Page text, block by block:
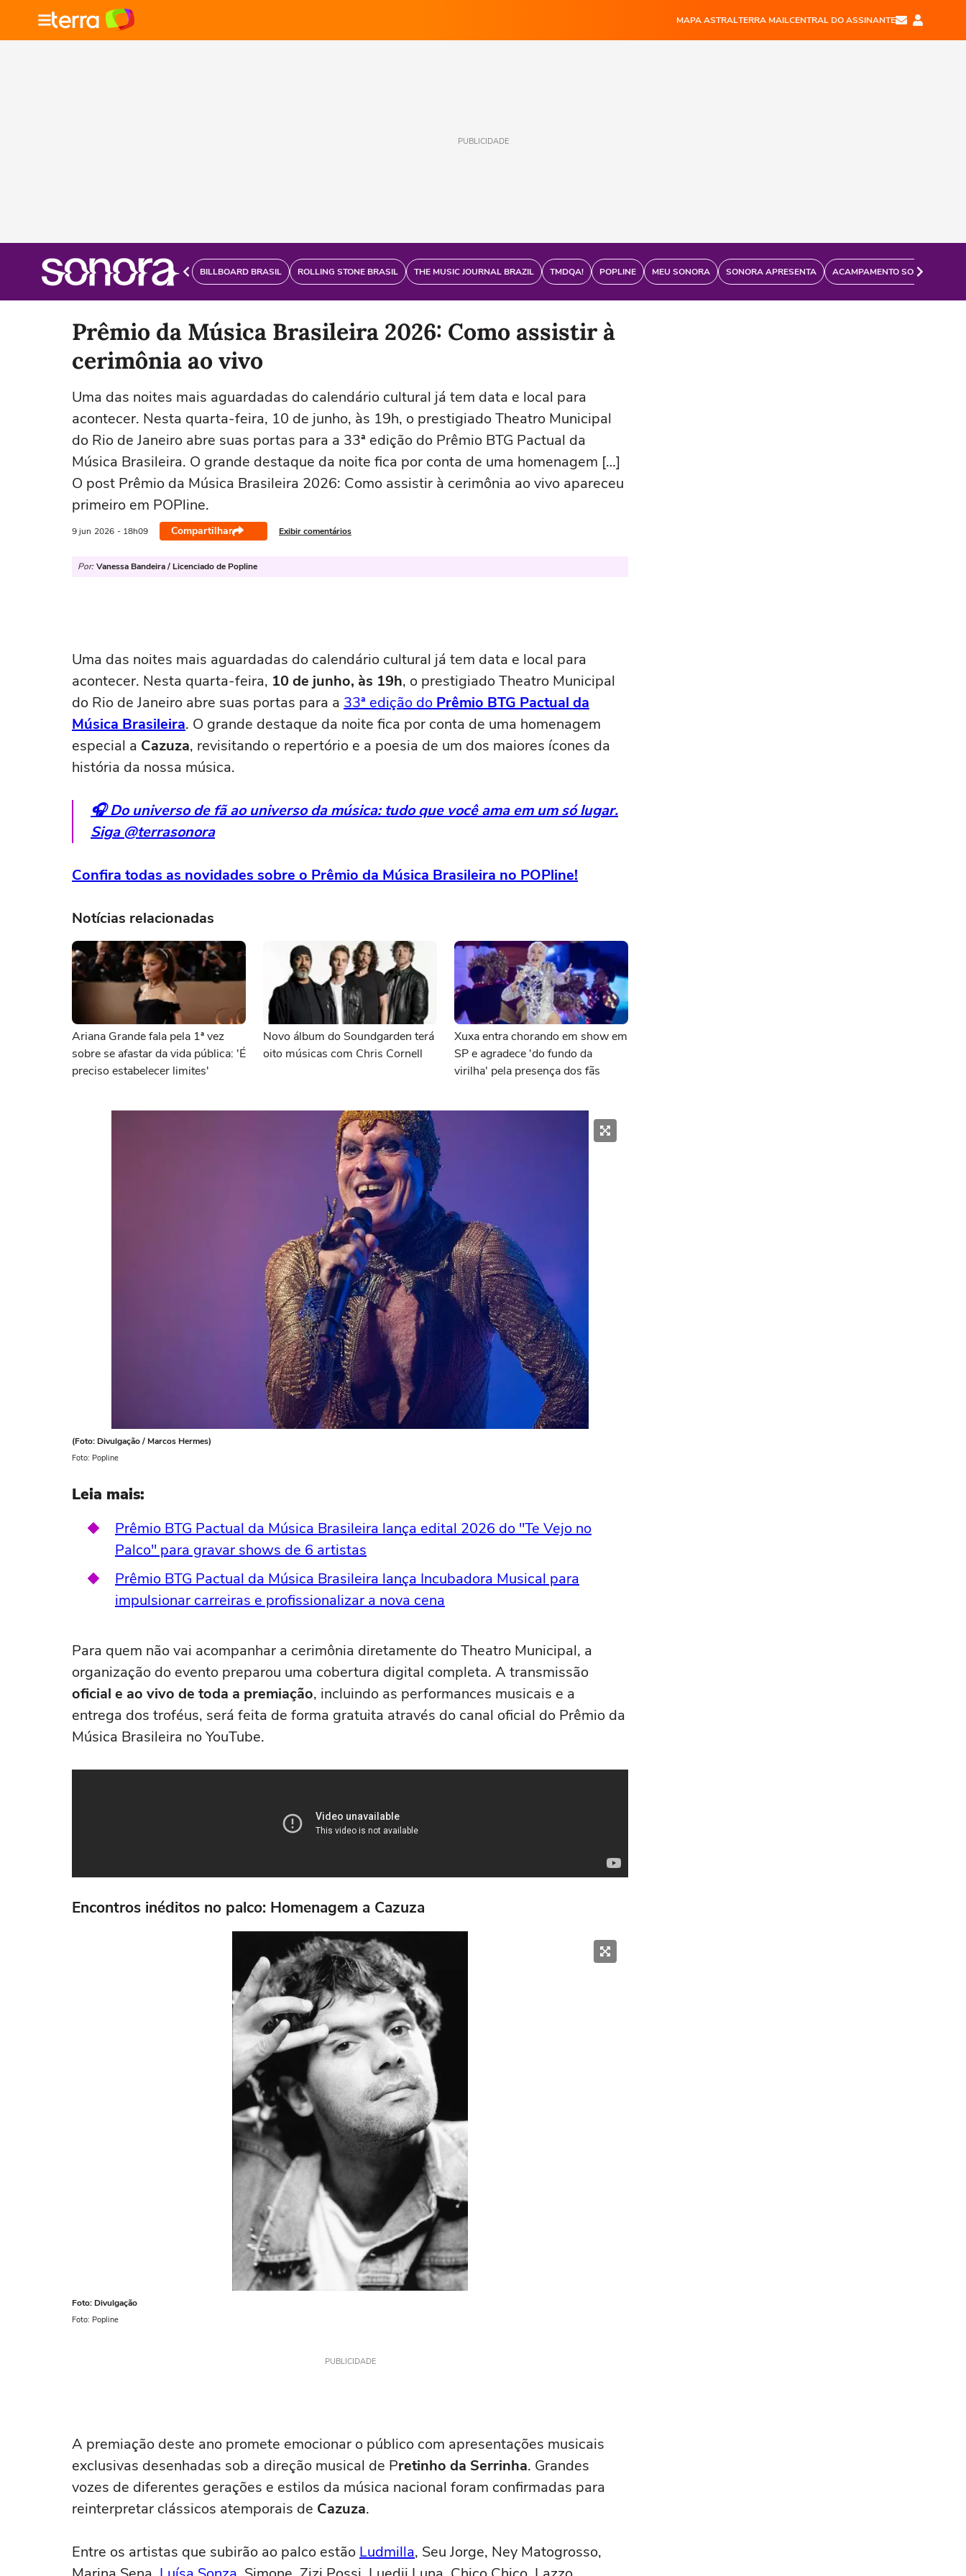
MAPA ASTRALTERRA MAILCENTRAL DO ASSINANTE
PUBLICIDADE
BILLBOARD BRASIL ROLLING STONE BRASIL THE MUSIC JOURNAL BRAZIL TMDQA! POPLINE MEU SONORA SONORA APRESENTA ACAMPAMENTO SONORA
Prêmio da Música Brasileira 2026: Como assistir à
cerimônia ao vivo
Uma das noites mais aguardadas do calendário cultural já tem data e local para
acontecer. Nesta quarta-feira, 10 de junho, às 19h, o prestigiado Theatro Municipal
do Rio de Janeiro abre suas portas para a 33ª edição do Prêmio BTG Pactual da
Música Brasileira. O grande destaque da noite fica por conta de uma homenagem […]
O post Prêmio da Música Brasileira 2026: Como assistir à cerimônia ao vivo apareceu
primeiro em POPline.
9 jun 2026 - 18h09 Compartilhar Exibir comentários
Por: Vanessa Bandeira / Licenciado de Popline
Uma das noites mais aguardadas do calendário cultural já tem data e local para
acontecer. Nesta quarta-feira, 10 de junho, às 19h, o prestigiado Theatro Municipal
do Rio de Janeiro abre suas portas para a 33ª edição do Prêmio BTG Pactual da
Música Brasileira. O grande destaque da noite fica por conta de uma homenagem
especial a Cazuza, revisitando o repertório e a poesia de um dos maiores ícones da
história da nossa música.
🎧 Do universo de fã ao universo da música: tudo que você ama em um só lugar.
Siga @terrasonora
Confira todas as novidades sobre o Prêmio da Música Brasileira no POPline!
Notícias relacionadas
Ariana Grande fala pela 1ª vez
sobre se afastar da vida pública: 'É
preciso estabelecer limites'
Novo álbum do Soundgarden terá
oito músicas com Chris Cornell
Xuxa entra chorando em show em
SP e agradece 'do fundo da
virilha' pela presença dos fãs
(Foto: Divulgação / Marcos Hermes)
Foto: Popline
Leia mais:
Prêmio BTG Pactual da Música Brasileira lança edital 2026 do "Te Vejo no
Palco" para gravar shows de 6 artistas
Prêmio BTG Pactual da Música Brasileira lança Incubadora Musical para
impulsionar carreiras e profissionalizar a nova cena
Para quem não vai acompanhar a cerimônia diretamente do Theatro Municipal, a
organização do evento preparou uma cobertura digital completa. A transmissão
oficial e ao vivo de toda a premiação, incluindo as performances musicais e a
entrega dos troféus, será feita de forma gratuita através do canal oficial do Prêmio da
Música Brasileira no YouTube.
Encontros inéditos no palco: Homenagem a Cazuza
Foto: Divulgação
Foto: Popline
PUBLICIDADE
A premiação deste ano promete emocionar o público com apresentações musicais
exclusivas desenhadas sob a direção musical de Pretinho da Serrinha. Grandes
vozes de diferentes gerações e estilos da música nacional foram confirmadas para
reinterpretar clássicos atemporais de Cazuza.
Entre os artistas que subirão ao palco estão Ludmilla, Seu Jorge, Ney Matogrosso,